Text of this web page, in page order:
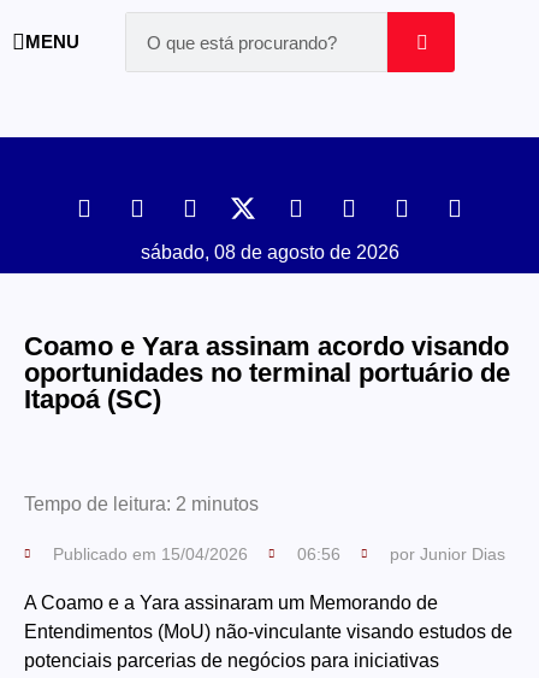
MENU
sábado, 08 de agosto de 2026
Coamo e Yara assinam acordo visando
oportunidades no terminal portuário de
Itapoá (SC)
Tempo de leitura: 2 minutos
Publicado em 15/04/2026 06:56 por Junior Dias
A Coamo e a Yara assinaram um Memorando de
Entendimentos (MoU) não-vinculante visando estudos de
potenciais parcerias de negócios para iniciativas